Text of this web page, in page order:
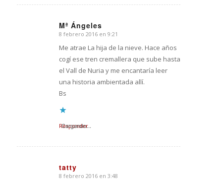
Mª Ángeles
Dice:
8 febrero 2016 en 9:21
Me atrae La hija de la nieve. Hace años
cogí ese tren cremallera que sube hasta
el Vall de Nuria y me encantaría leer
una historia ambientada allí.
Bs
Cargando...
Responder
tatty
Dice:
8 febrero 2016 en 3:48